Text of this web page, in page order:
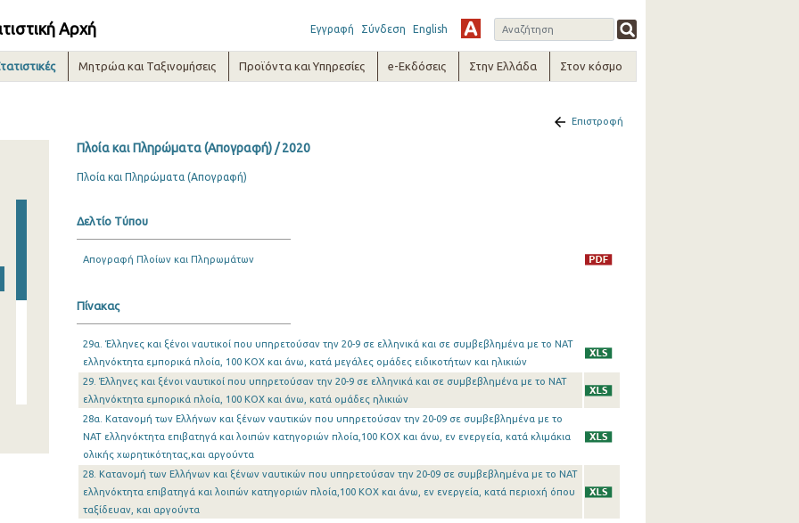
Αρχή Εγγραφή Σύνδεση English
Μητρώα και Ταξινομήσεις Προϊόντα και Υπηρεσίες e-Εκδόσεις Στην Ελλάδα Στον κόσμο
Επιστροφή
Πλοία και Πληρώματα (Απογραφή) / 2020
Πλοία και Πληρώματα (Απογραφή)
Δελτίο Τύπου
Απογραφή Πλοίων και Πληρωμάτων
Πίνακας
29α. Έλληνες και ξένοι ναυτικοί που υπηρετούσαν την 20-9 σε ελληνικά και σε συμβεβλημένα με το ΝΑΤ
ελληνόκτητα εμπορικά πλοία, 100 ΚΟΧ και άνω, κατά μεγάλες ομάδες ειδικοτήτων και ηλικιών
29. Έλληνες και ξένοι ναυτικοί που υπηρετούσαν την 20-9 σε ελληνικά και σε συμβεβλημένα με το ΝΑΤ
ελληνόκτητα εμπορικά πλοία, 100 ΚΟΧ και άνω, κατά ομάδες ηλικιών
28α. Κατανομή των Ελλήνων και ξένων ναυτικών που υπηρετούσαν την 20-09 σε συμβεβλημένα με το
ΝΑΤ ελληνόκτητα επιβατηγά και λοιπών κατηγοριών πλοία,100 ΚΟΧ και άνω, εν ενεργεία, κατά κλιμάκια
ολικής χωρητικότητας,και αργούντα
28. Κατανομή των Ελλήνων και ξένων ναυτικών που υπηρετούσαν την 20-09 σε συμβεβλημένα με το ΝΑΤ
ελληνόκτητα επιβατηγά και λοιπών κατηγοριών πλοία,100 ΚΟΧ και άνω, εν ενεργεία, κατά περιοχή όπου
ταξίδευαν, και αργούντα